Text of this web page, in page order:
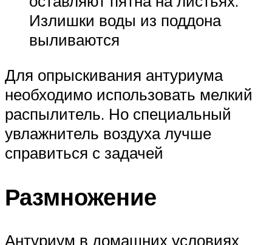
Излишки воды из поддона
выливаются
Для опрыскивания антуриума
необходимо использовать мелкий
распылитель. Но специальный
увлажнитель воздуха лучше
справиться с задачей
Размножение
Антуриум в домашних условиях